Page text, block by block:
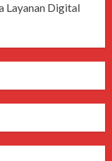
Layanan Digital